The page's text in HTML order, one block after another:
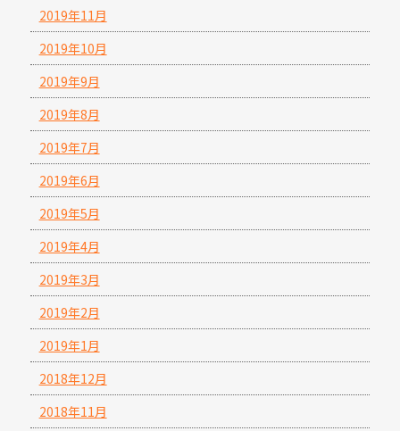
2019年11月
2019年10月
2019年9月
2019年8月
2019年7月
2019年6月
2019年5月
2019年4月
2019年3月
2019年2月
2019年1月
2018年12月
2018年11月